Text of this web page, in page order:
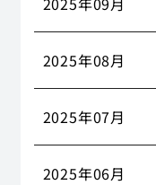
2025年08月
2025年07月
2025年06月